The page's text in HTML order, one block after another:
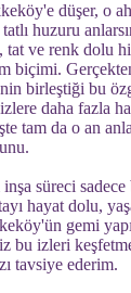
düşer, o
huzuru
tat ve renk dolu
biçimi.
birleştiği bu
daha fazla
tam da o an
süreci sadece
hayat dolu,
gemi
bu izleri
tavsiye ederim.